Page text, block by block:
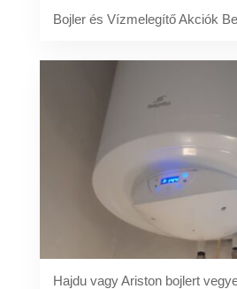
Bojler és Vízmelegítő Akciók
Hajdu vagy Ariston bojlert